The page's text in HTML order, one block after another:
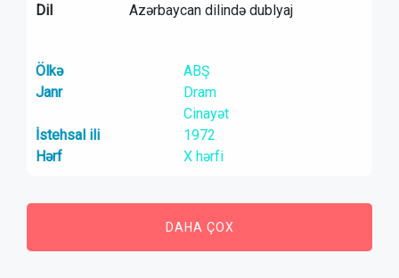
Dil
Azərbaycan dilində dublyaj
Ölkə
ABŞ
Janr
Dram
Cinayət
İstehsal ili
1972
Hərf
X hərfi
DAHA ÇOX